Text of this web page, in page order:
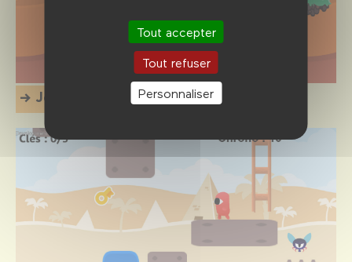
Tout accepter
Tout refuser
Personnaliser
Jeu n°2